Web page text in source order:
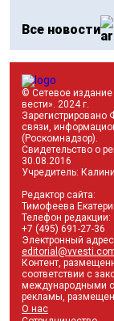
Все новости
© Сетевое издание
вести». 2024 г.
связи,
(Роскомнадзор).
Свидетельство о
30.08.2016
Учредитель:
Редактор сайта:
Тимофеева
Телефон редакции:
+7 (495) 691-27-36
Электронный
Контент,
соответствии с
международными
рекламы,
О нас